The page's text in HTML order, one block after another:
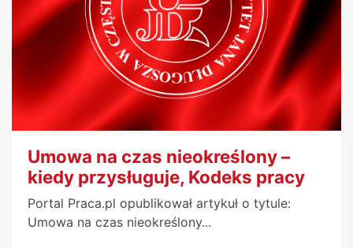
Umowa na czas nieokreślony –
kiedy przysługuje, Kodeks pracy
Portal Praca.pl opublikował artykuł o tytule:
Umowa na czas nieokreślony...